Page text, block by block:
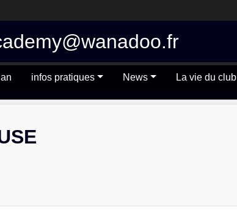
infos pratiques News La vie du club